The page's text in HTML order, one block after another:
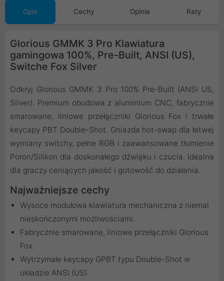
Opis Cechy Opinie Raty
Glorious GMMK 3 Pro Klawiatura
gamingowa 100%, Pre-Built, ANSI (US),
Switche Fox Silver
Odkryj Glorious GMMK 3 Pro 100% Pre-Built (ANSI US,
Silver). Premium obudowa z aluminium CNC, fabrycznie
smarowane, liniowe przełączniki Glorious Fox i trwałe
keycapy PBT Double-Shot. Gniazda hot-swap dla łatwej
wymiany switchy, pełne RGB i zaawansowane tłumienie
Poron/Silikon dla doskonałego dźwięku i czucia. Idealna
dla graczy ceniących jakość i gotowość do działania.
Najważniejsze cechy
Wysoce modułowa klawiatura mechaniczna z niemal
nieskończonymi możliwościami.
Fabrycznie smarowane, liniowe przełączniki Glorious
Fox.
Wytrzymałe keycapy GPBT typu Double-Shot w
układzie ANSI (US).